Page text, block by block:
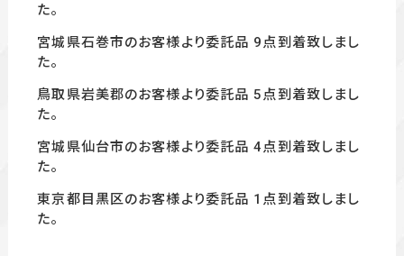
た。
宮城県石巻市のお客様より委託品 9点到着致しまし
た。
鳥取県岩美郡のお客様より委託品 5点到着致しまし
た。
宮城県仙台市のお客様より委託品 4点到着致しまし
た。
東京都目黒区のお客様より委託品 1 点到着致しまし
た。